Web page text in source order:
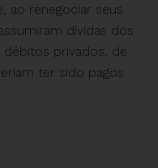
ao renegociar seus
dívidas dos
débitos privados, de
ter sido pagos